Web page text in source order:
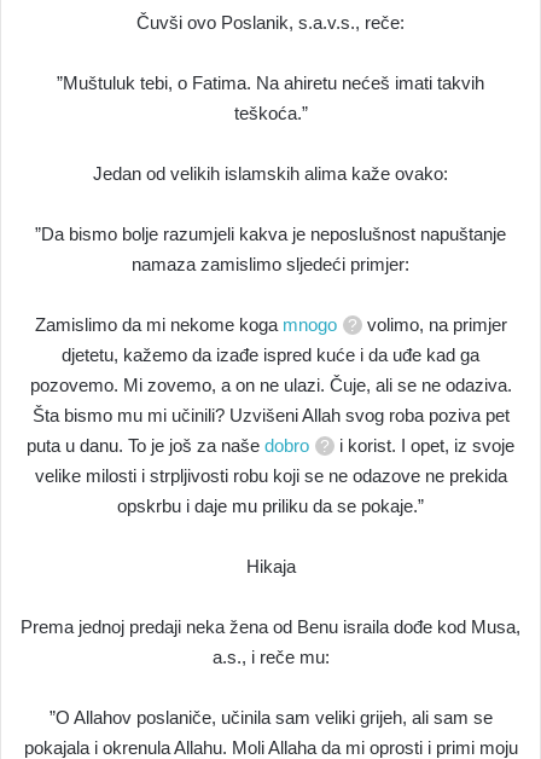
Čuvši ovo Poslanik, s.a.v.s., reče:
”Muštuluk tebi, o Fatima. Na ahiretu nećeš imati takvih
teškoća.”
Jedan od velikih islamskih alima kaže ovako:
”Da bismo bolje razumjeli kakva je neposlušnost napuštanje
namaza zamislimo sljedeći primjer:
Zamislimo da mi nekome koga mnogo
volimo, na primjer
djetetu, kažemo da izađe ispred kuće i da uđe kad ga
pozovemo. Mi zovemo, a on ne ulazi. Čuje, ali se ne odaziva.
Šta bismo mu mi učinili? Uzvišeni Allah svog roba poziva pet
puta u danu. To je još za naše dobro
i korist. I opet, iz svoje
velike milosti i strpljivosti robu koji se ne odazove ne prekida
opskrbu i daje mu priliku da se pokaje.”
Hikaja
Prema jednoj predaji neka žena od Benu israila dođe kod Musa,
a.s., i reče mu:
”O Allahov poslaniče, učinila sam veliki grijeh, ali sam se
pokajala i okrenula Allahu. Moli Allaha da mi oprosti i primi moju